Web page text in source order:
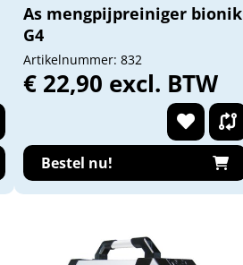
As mengpijpreiniger bionik
G4
Artikelnummer: 832
€ 22,90 excl. BTW
Bestel nu!